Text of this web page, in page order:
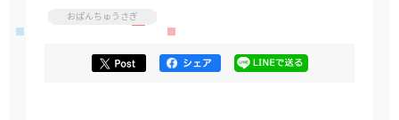
おぱんちゅうさぎ